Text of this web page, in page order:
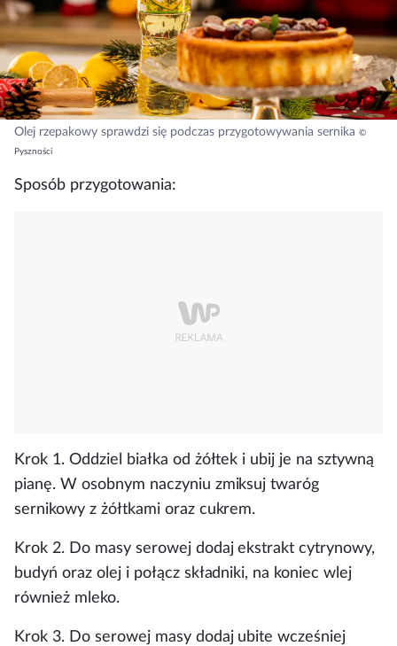
Olej rzepakowy sprawdzi się podczas przygotowywania sernika ©
Pyszności
Sposób przygotowania:
Krok 1. Oddziel białka od żółtek i ubij je na sztywną
pianę. W osobnym naczyniu zmiksuj twaróg
sernikowy z żółtkami oraz cukrem.
Krok 2. Do masy serowej dodaj ekstrakt cytrynowy,
budyń oraz olej i połącz składniki, na koniec wlej
również mleko.
Krok 3. Do serowej masy dodaj ubite wcześniej